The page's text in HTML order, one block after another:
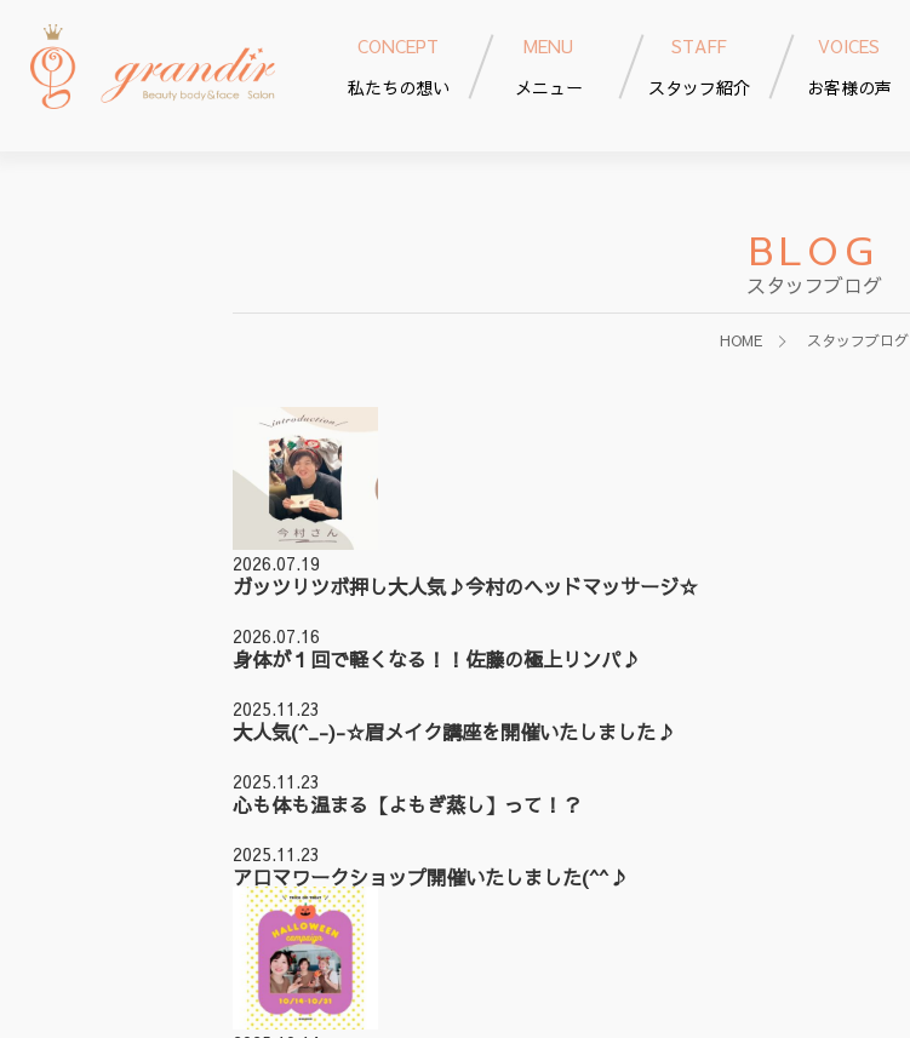
CONCEPT
私たちの想い
MENU
メニュー
STAFF
スタッフ紹介
VOICES
お客様の声
BLOG
スタッフブログ
HOME スタッフブログ
2026.07.19
ガッツリツボ押し大人気♪今村のヘッドマッサージ☆
2026.07.16
身体が１回で軽くなる！！佐藤の極上リンパ♪
2025.11.23
大人気(^_-)-☆眉メイク講座を開催いたしました♪
2025.11.23
心も体も温まる【よもぎ蒸し】って！？
2025.11.23
アロマワークショップ開催いたしました(^^♪